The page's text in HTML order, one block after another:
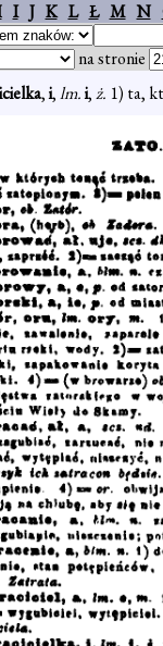
I J K L Ł M N
na stronie
,i,lm.i,ż. 1) ta,